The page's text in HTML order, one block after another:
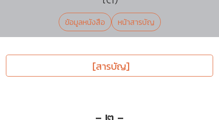
ข้อมูลหนังสือ หน้าสารบัญ
[สารบัญ]